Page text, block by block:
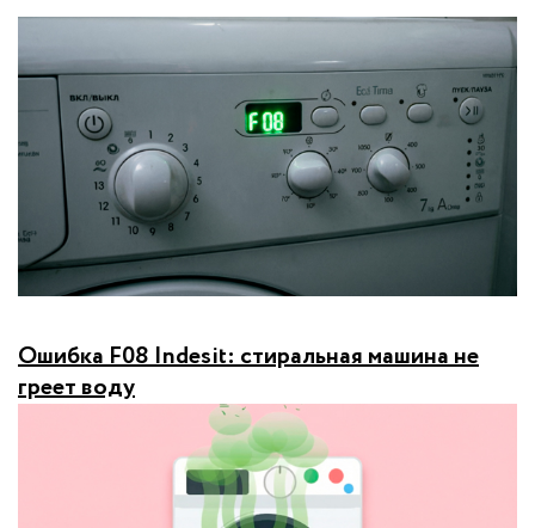
Ошибка F08 Indesit: стиральная машина не
греет воду